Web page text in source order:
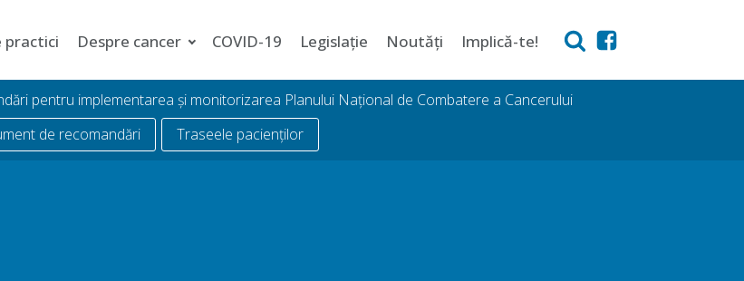
practici Despre cancer COVID-19 Legislație Noutăți Implică-te!
pentru implementarea și monitorizarea Planului Național de Combatere a Cancerului
de recomandări
Traseele pacienților